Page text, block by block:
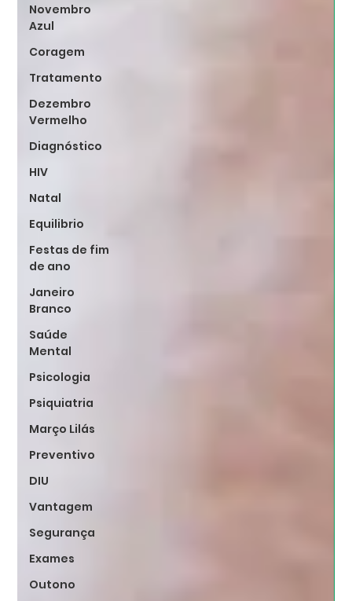
Novembro
Azul
Coragem
Tratamento
Dezembro
Vermelho
Diagnóstico
HIV
Natal
Equilibrio
Festas de fim
de ano
Janeiro
Branco
Saúde
Mental
Psicologia
Psiquiatria
Março Lilás
Preventivo
DIU
Vantagem
Segurança
Exames
Outono